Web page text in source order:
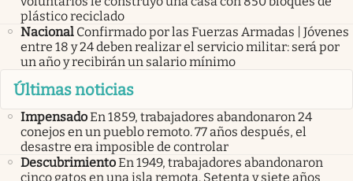
plástico reciclado
Nacional Confirmado por las Fuerzas Armadas | Jóvenes
entre 18 y 24 deben realizar el servicio militar: será por
un año y recibirán un salario mínimo
Últimas noticias
ImpensadoEn 1859, trabajadores abandonaron 24
conejos en un pueblo remoto. 77 años después, el
desastre era imposible de controlar
DescubrimientoEn 1949, trabajadores abandonaron
cinco gatos en una isla remota. Setenta y siete años